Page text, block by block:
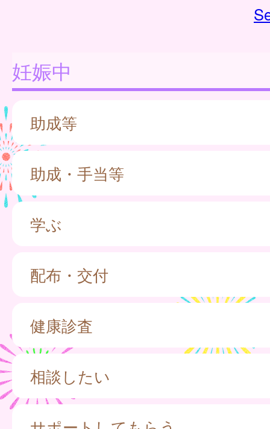
妊娠中
助成等
助成・手当等
学ぶ
配布・交付
健康診査
相談したい